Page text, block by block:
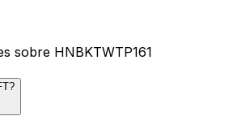
sobre HNBKTWTP161